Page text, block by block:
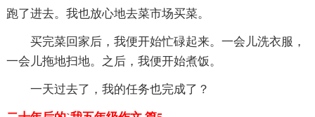
跑了进去。我也放心地去菜市场买菜。
买完菜回家后，我便开始忙碌起来。一会儿洗衣服，
一会儿拖地扫地。之后，我便开始煮饭。
一天过去了，我的任务也完成了？